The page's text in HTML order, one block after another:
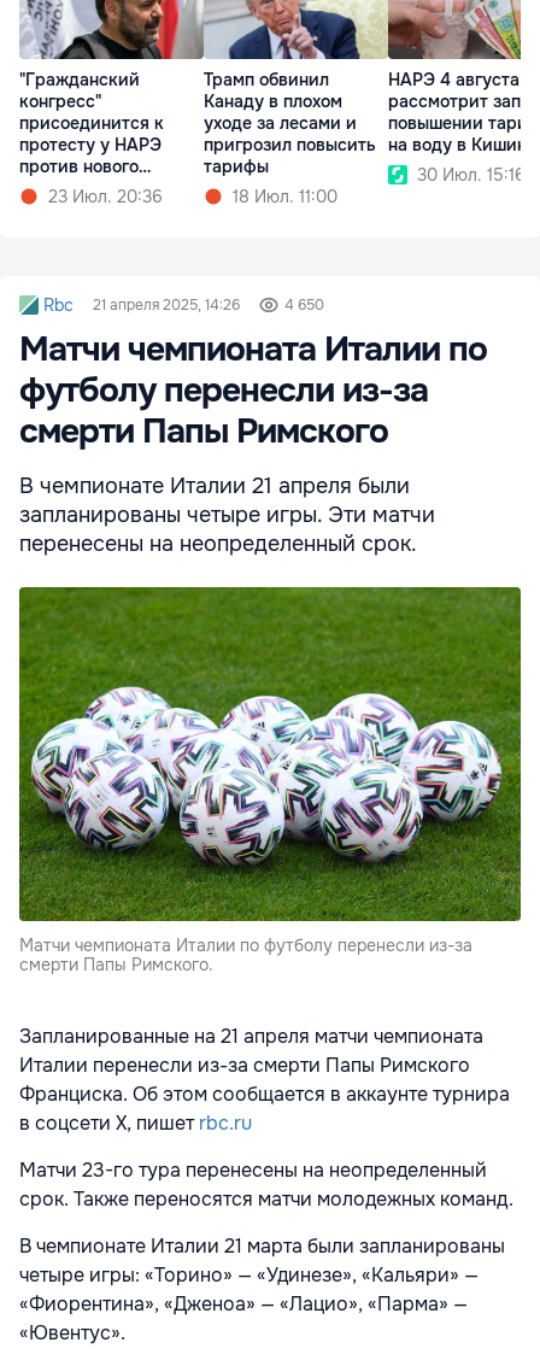
"Гражданский
конгресс"
присоединится к
протесту у НАРЭ
против нового
тарифного шока
23 Июл. 20:36
Трамп обвинил
Канаду в плохом
уходе за лесами и
пригрозил повысить
тарифы
18 Июл. 11:00
НАРЭ 4 августа
рассмотрит
повышении
на воду в
30 Июл. 15:16
Rbc 21 апреля 2025, 14:26 4 650
Матчи чемпионата Италии по
футболу перенесли из-за
смерти Папы Римского
В чемпионате Италии 21 апреля были
запланированы четыре игры. Эти матчи
перенесены на неопределенный срок.
Матчи чемпионата Италии по футболу перенесли из-за
смерти Папы Римского.
Запланированные на 21 апреля матчи чемпионата
Италии перенесли из-за смерти Папы Римского
Франциска. Об этом сообщается в аккаунте турнира
в соцсети Х, пишетrbc.ru
Матчи 23-го тура перенесены на неопределенный
срок. Также переносятся матчи молодежных команд.
В чемпионате Италии 21 марта были запланированы
четыре игры: «Торино» — «Удинезе», «Кальяри» —
«Фиорентина», «Дженоа» — «Лацио», «Парма» —
«Ювентус».